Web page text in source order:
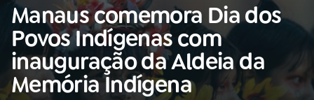
Buscar
na
Rádio
Nacional
Buscar
AO VIVO
Manaus comemora Dia dos
Povos Indígenas com
inauguração da Aldeia da
Memória Indígena